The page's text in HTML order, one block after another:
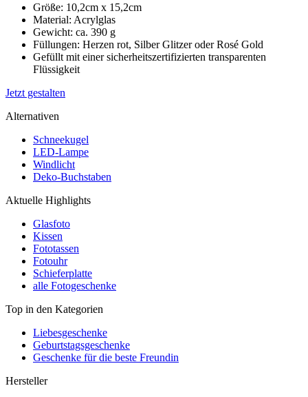
Größe: 10,2cm x 15,2cm
Material: Acrylglas
Gewicht: ca. 390 g
Füllungen: Herzen rot, Silber Glitzer oder Rosé Gold
Gefüllt mit einer sicherheitszertifizierten transparenten
Flüssigkeit
Jetzt gestalten
Alternativen
Schneekugel
LED-Lampe
Windlicht
Deko-Buchstaben
Aktuelle Highlights
Glasfoto
Kissen
Fototassen
Fotouhr
Schieferplatte
alle Fotogeschenke
Top in den Kategorien
Liebesgeschenke
Geburtstagsgeschenke
Geschenke für die beste Freundin
Hersteller